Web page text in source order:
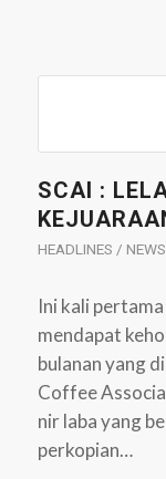
SCAI :
HEADLINES / NEWS
Ini kali
mendapat
bulanan yang
Coffee
nir laba yang
perkopian…